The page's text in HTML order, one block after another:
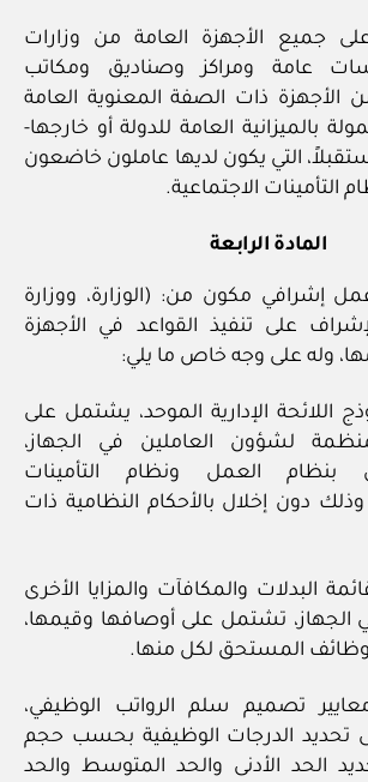
جميع الأجهزة العامة من وزارات
عامة ومراكز وصناديق ومكاتب
الأجهزة ذات الصفة المعنوية العامة
بالميزانية العامة للدولة أو خارجها-
التي يكون لديها عاملون خاضعون
التأمينات الاجتماعية.
المادة الرابعة
إشرافي مكون من: (الوزارة، ووزارة
على تنفيذ القواعد في الأجهزة
وله على وجه خاص ما يلي:
اللائحة الإدارية الموحد، يشتمل على
لشؤون العاملين في الجهاز،
بنظام العمل ونظام التأمينات
وذلك دون إخلال بالأحكام النظامية ذات
البدلات والمكافآت والمزايا الأخرى
الجهاز، تشتمل على أوصافها وقيمها،
المستحق لكل منها.
تصميم سلم الرواتب الوظيفي،
تحديد الدرجات الوظيفية بحسب حجم
الحد الأدنى والحد المتوسط والحد